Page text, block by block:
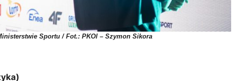
Sportu / Fot.: PKOl – Szymon Sikora